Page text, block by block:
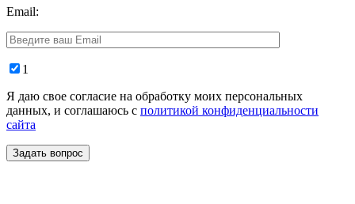
Email:
1
Я даю свое согласие на обработку моих персональных
данных, и соглашаюсь с политикой конфиденциальности
сайта
Задать вопрос